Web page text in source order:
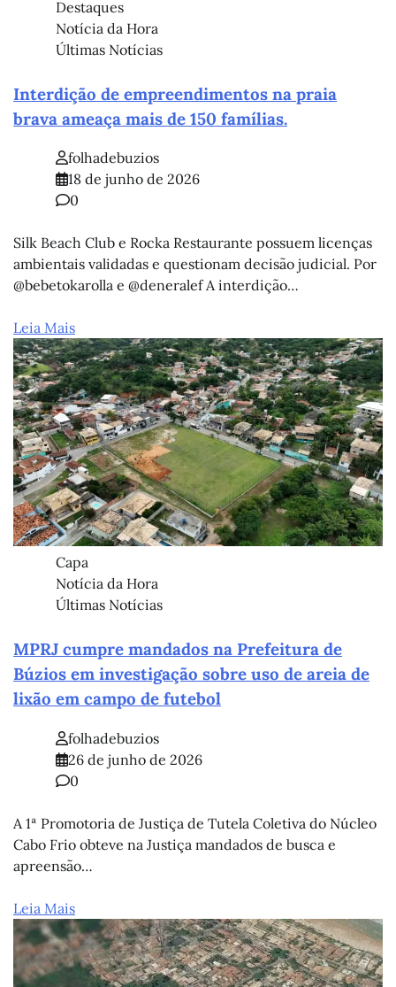
Destaques
Notícia da Hora
Últimas Notícias
Interdição de empreendimentos na praia
brava ameaça mais de 150 famílias.
folhadebuzios
18 de junho de 2026
0
Silk Beach Club e Rocka Restaurante possuem licenças
ambientais validadas e questionam decisão judicial. Por
@bebetokarolla e @deneralef A interdição…
Leia Mais
Capa
Notícia da Hora
Últimas Notícias
MPRJ cumpre mandados na Prefeitura de
Búzios em investigação sobre uso de areia de
lixão em campo de futebol
folhadebuzios
26 de junho de 2026
0
A 1ª Promotoria de Justiça de Tutela Coletiva do Núcleo
Cabo Frio obteve na Justiça mandados de busca e
apreensão…
Leia Mais